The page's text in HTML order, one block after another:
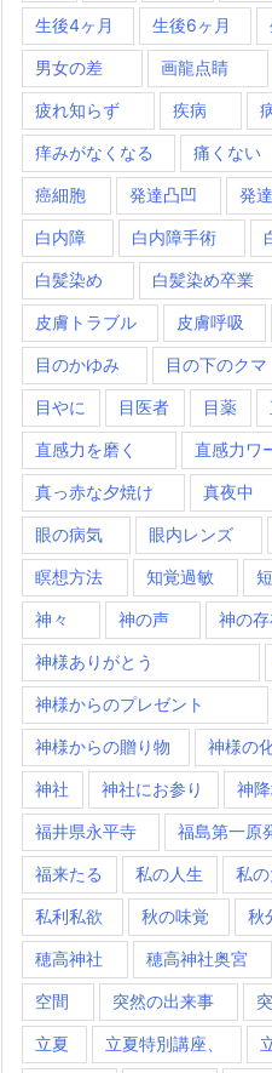
生後4ヶ月 生後6ヶ月
男女の差 画龍点睛
疲れ知らず 疾病
痒みがなくなる 痛くない
癌細胞 発達凸凹 発
白内障 白内障手術
白髪染め 白髪染め卒業
皮膚トラブル 皮膚呼吸
目のかゆみ 目の下のクマ
目やに 目医者 目薬
直感力を磨く 直感力ワ
真っ赤な夕焼け 真夜中
眼の病気 眼内レンズ
瞑想方法 知覚過敏
神々 神の声 神の
神様ありがとう
神様からのプレゼント
神様からの贈り物 神様の
神社 神社にお参り 神
福井県永平寺 福島第一原
福来たる 私の人生 私
私利私欲 秋の味覚 秋
穂高神社 穂高神社奥宮
空間 突然の出来事
立夏 立夏特別講座、